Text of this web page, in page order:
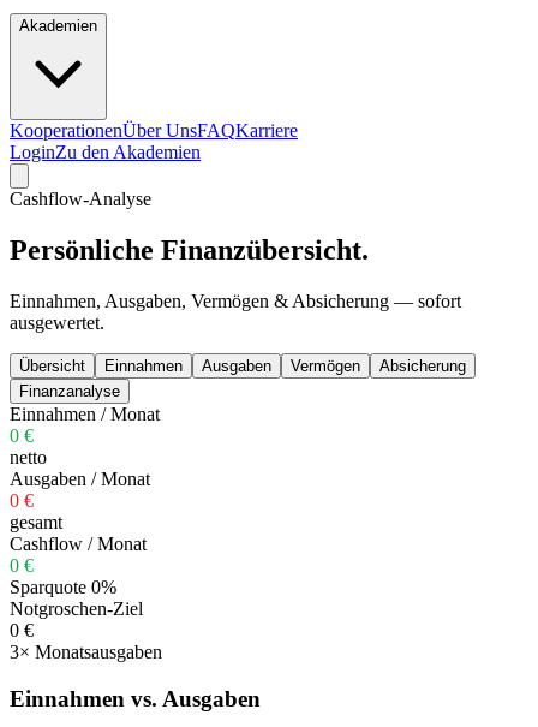
Akademien
KooperationenÜber UnsFAQKarriere
LoginZu den Akademien
Cashflow-Analyse
Persönliche Finanzübersicht.
Einnahmen, Ausgaben, Vermögen & Absicherung — sofort
ausgewertet.
Übersicht Einnahmen Ausgaben Vermögen
Absicherung
Finanzanalyse
Einnahmen / Monat
0 €
netto
Ausgaben / Monat
0 €
gesamt
Cashflow / Monat
0 €
Sparquote 0%
Notgroschen-Ziel
0 €
3× Monatsausgaben
Einnahmen vs. Ausgaben